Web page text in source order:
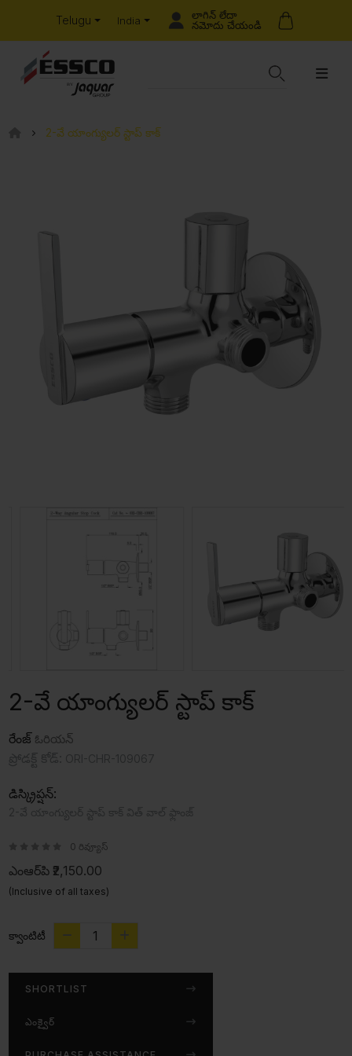
Telugu India
లాగిన్ లేదా
నమోదు చేయండి
2-వే యాంగ్యులర్ స్టాప్ కాక్
2-వే యాంగ్యులర్ స్టాప్ కాక్
రేంజ్ ఓరియన్
డిస్క్రిప్షన్:
0 రివ్యూస్
ఎంఆర్‌పి ₹2,150.00
(Inclusive of all taxes)
క్వాంటిటీ
SHORTLIST
ఎంక్వైర్